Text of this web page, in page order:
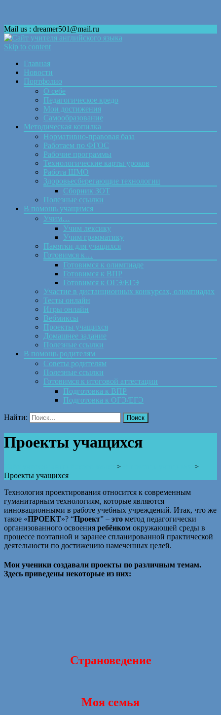
Mail us : dreamer501@mail.ru
Skip to content
Главная
Новости
Портфолио
О себе
Педагогическое кредо
Мои достижения
Самообразование
Методическая копилка
Нормативно-правовая база
Работаем по ФГОС
Рабочие программы
Технологические карты уроков
Работа ШМО
Здоровьесберегающие технологии
Сборник ЗОТ
Полезные ссылки
В помощь учащимся
Учим…
Учим лексику
Учим грамматику
Памятки для учащихся
Готовимся к…
Готовимся к олимпиаде
Готовимся к ВПР
Готовимся к ОГЭ/ЕГЭ
Участие в дистанционных конкурсах, олимпиадах
Тесты онлайн
Игры онлайн
Вебмиксы
Проекты учащихся
Домашнее задание
Полезные ссылки
В помощь родителям
Советы родителям
Полезные ссылки
Готовимся к итоговой аттестации
Подготовка к ВПР
Подготовка к ОГЭ/ЕГЭ
Найти:
Проекты учащихся
>
>
Проекты учащихся
Технология проектирования относится к современным
гуманитарным технологиям, которые являются
инновационными в работе учебных учреждений. Итак, что же
такое «ПРОЕКТ»? “Проект” – это метод педагогически
организованного освоения ребёнком окружающей среды в
процессе поэтапной и заранее спланированной практической
деятельности по достижению намеченных целей.
Мои ученики создавали проекты по различным темам.
Здесь приведены некоторые из них:
Cтрановедение
Моя семья